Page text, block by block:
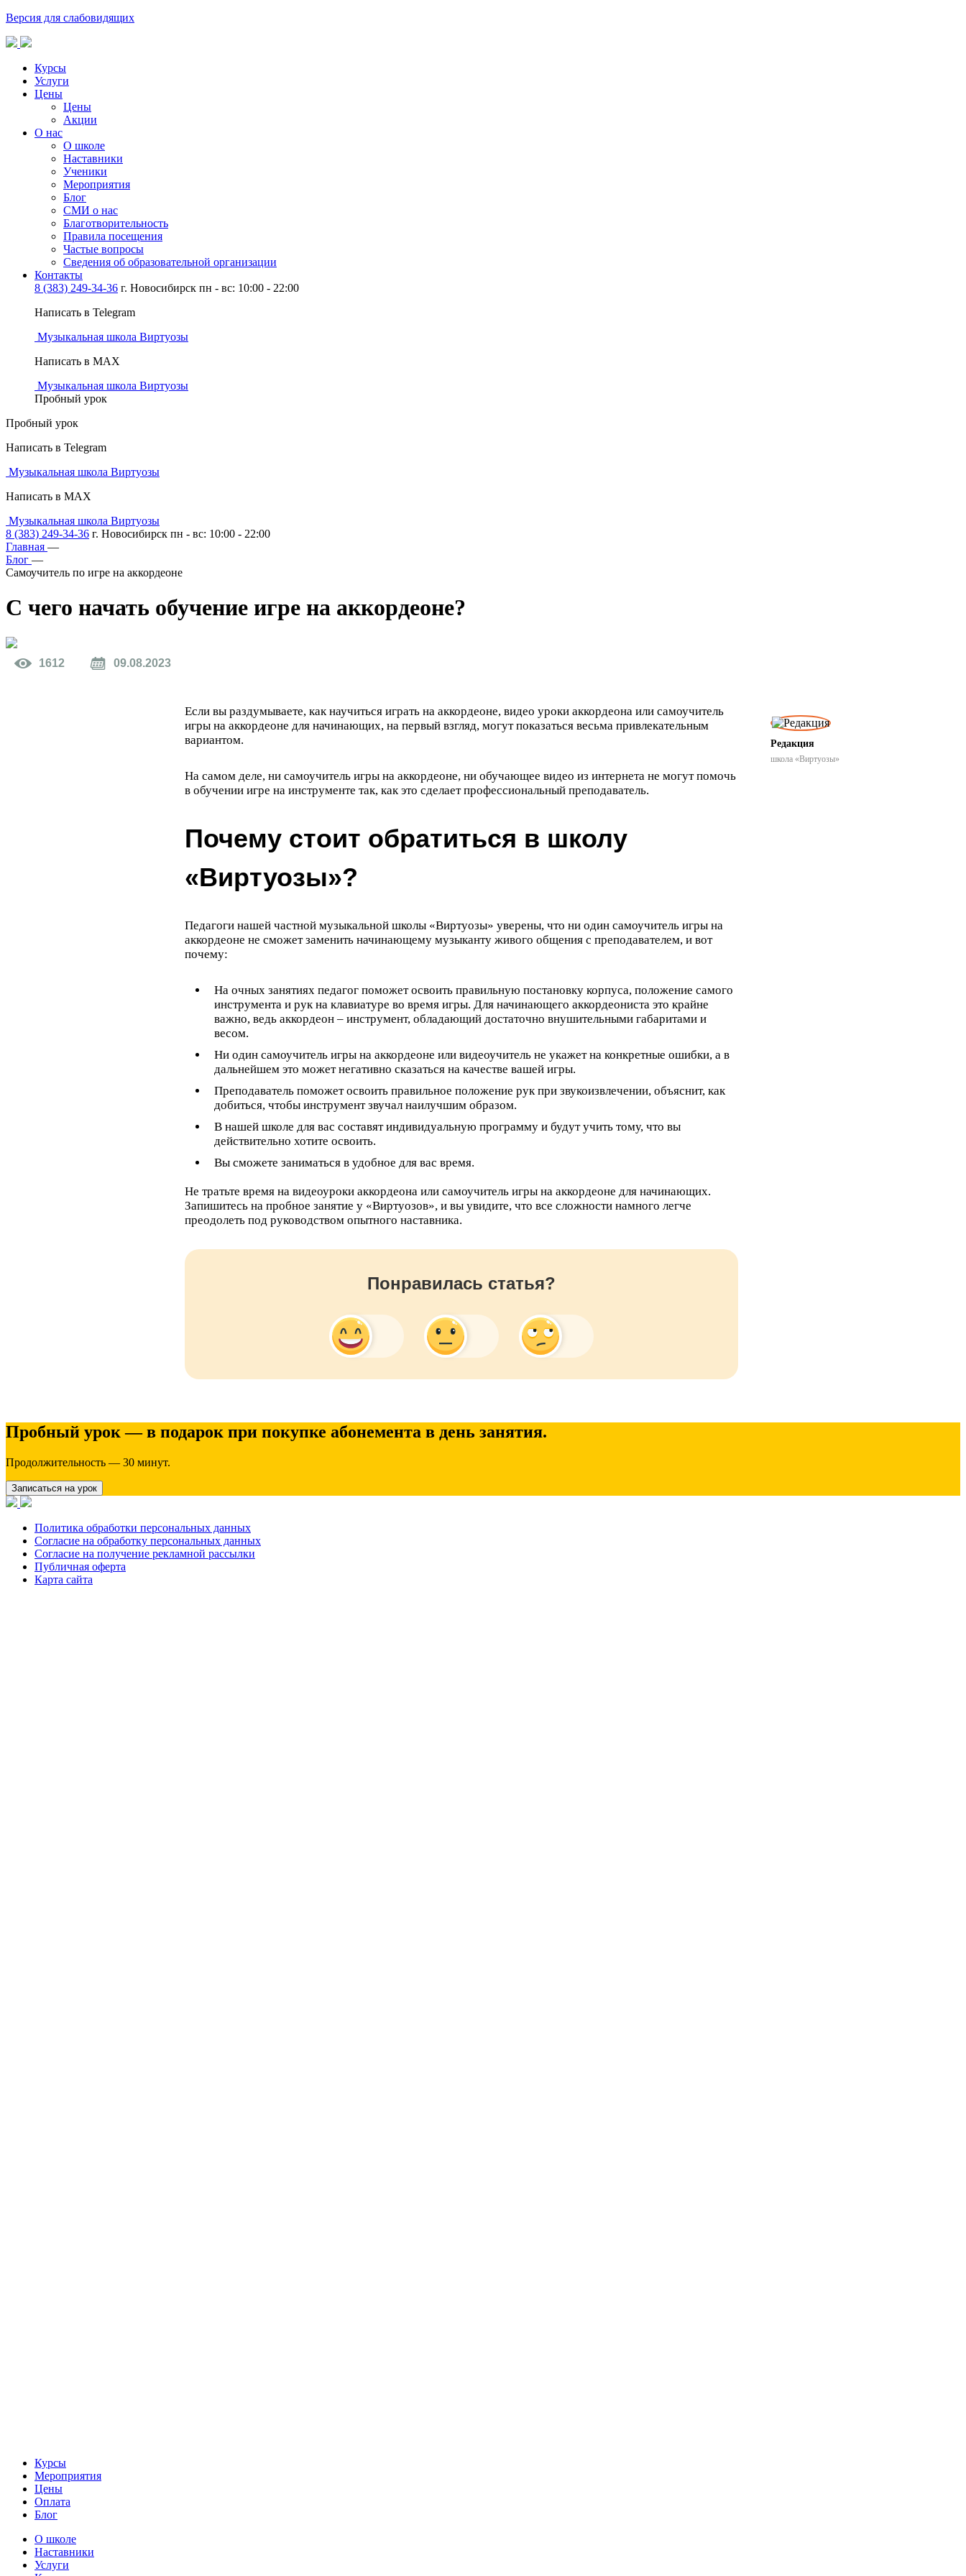
Версия для слабовидящих
Курсы
Услуги
Цены
Цены
Акции
О нас
О школе
Наставники
Ученики
Мероприятия
Блог
СМИ о нас
Благотворительность
Правила посещения
Частые вопросы
Сведения об образовательной организации
Контакты
8 (383) 249-34-36 г. Новосибирск пн - вс: 10:00 - 22:00
Написать в Telegram
Музыкальная школа Виртуозы
Написать в MAX
Музыкальная школа Виртуозы
Пробный урок
Пробный урок
Написать в Telegram
Музыкальная школа Виртуозы
Написать в MAX
Музыкальная школа Виртуозы
8 (383) 249-34-36 г. Новосибирск пн - вс: 10:00 - 22:00
Главная —
Блог —
Самоучитель по игре на аккордеоне
С чего начать обучение игре на аккордеоне?
1612 09.08.2023
Если вы раздумываете, как научиться играть на аккордеоне, видео уроки аккордеона или самоучитель
игры на аккордеоне для начинающих, на первый взгляд, могут показаться весьма привлекательным
вариантом.
На самом деле, ни самоучитель игры на аккордеоне, ни обучающее видео из интернета не могут помочь
в обучении игре на инструменте так, как это сделает профессиональный преподаватель.
Почему стоит обратиться в школу
«Виртуозы»?
Педагоги нашей частной музыкальной школы «Виртуозы» уверены, что ни один самоучитель игры на
аккордеоне не сможет заменить начинающему музыканту живого общения с преподавателем, и вот
почему:
На очных занятиях педагог поможет освоить правильную постановку корпуса, положение самого
инструмента и рук на клавиатуре во время игры. Для начинающего аккордеониста это крайне
важно, ведь аккордеон – инструмент, обладающий достаточно внушительными габаритами и
весом.
Ни один самоучитель игры на аккордеоне или видеоучитель не укажет на конкретные ошибки, а в
дальнейшем это может негативно сказаться на качестве вашей игры.
Преподаватель поможет освоить правильное положение рук при звукоизвлечении, объяснит, как
добиться, чтобы инструмент звучал наилучшим образом.
В нашей школе для вас составят индивидуальную программу и будут учить тому, что вы
действительно хотите освоить.
Вы сможете заниматься в удобное для вас время.
Не тратьте время на видеоуроки аккордеона или самоучитель игры на аккордеоне для начинающих.
Запишитесь на пробное занятие у «Виртуозов», и вы увидите, что все сложности намного легче
преодолеть под руководством опытного наставника.
Понравилась статья?
Редакция
школа «Виртуозы»
Пробный урок — в подарок при покупке абонемента в день занятия.
Продолжительность — 30 минут.
Записаться на урок
Политика обработки персональных данных
Согласие на обработку персональных данных
Согласие на получение рекламной рассылки
Публичная оферта
Карта сайта
Курсы
Мероприятия
Цены
Оплата
Блог
О школе
Наставники
Услуги